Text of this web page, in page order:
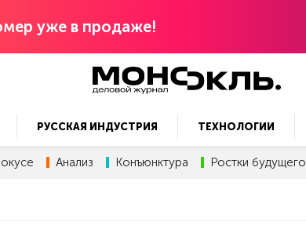
уже в продаже!
РУССКАЯ ИНДУСТРИЯ ТЕХНОЛОГИИ
Анализ Конъюнктура Ростки будущего